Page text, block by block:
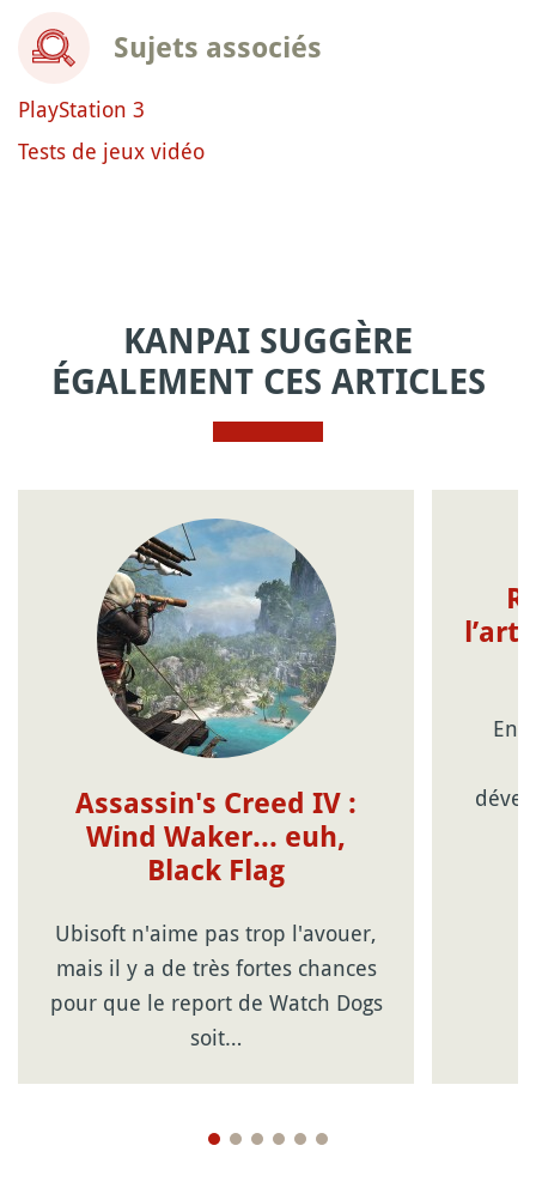
Sujets associés
PlayStation 3
Tests de jeux vidéo
KANPAI SUGGÈRE
ÉGALEMENT CES ARTICLES
Assassin's Creed IV :
Wind Waker... euh,
Black Flag
Ubisoft n'aime pas trop l'avouer,
mais il y a de très fortes chances
pour que le report de Watch Dogs
soit…